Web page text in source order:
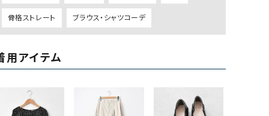
GO TO HOLLYWOOD（ゴートゥーハリウ
ッド）
GOOD SPEED（グッドスピード） un cinq（アンサンク）
UNIVERSAL OVERALL（
オーバーオール）
骨格ストレート ブラウス・シャツコーデ
用アイテム